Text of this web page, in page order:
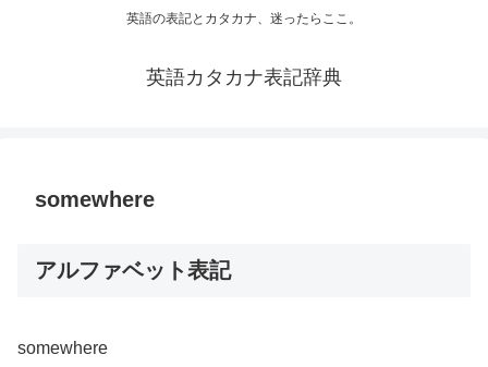
英語の表記とカタカナ、迷ったらここ。
英語カタカナ表記辞典
somewhere
アルファベット表記
somewhere